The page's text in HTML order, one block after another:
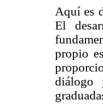
Aquí es
El
propio
diálogo